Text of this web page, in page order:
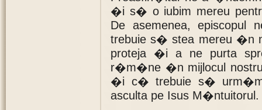
�i s� o iubim mereu
De asemenea,
trebuie s� stea mereu �n
proteja �i a ne purta
r�m�ne �n mijlocul
�i c� trebuie s�
asculta pe Isus M�ntuitorul.